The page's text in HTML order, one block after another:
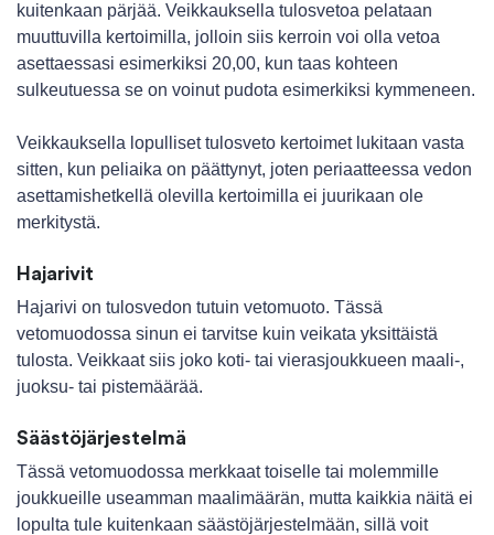
kuitenkaan pärjää. Veikkauksella tulosvetoa pelataan
muuttuvilla kertoimilla, jolloin siis kerroin voi olla vetoa
asettaessasi esimerkiksi 20,00, kun taas kohteen
sulkeutuessa se on voinut pudota esimerkiksi kymmeneen.
Veikkauksella lopulliset tulosveto kertoimet lukitaan vasta
sitten, kun peliaika on päättynyt, joten periaatteessa vedon
asettamishetkellä olevilla kertoimilla ei juurikaan ole
merkitystä.
Hajarivit
Hajarivi on tulosvedon tutuin vetomuoto. Tässä
vetomuodossa sinun ei tarvitse kuin veikata yksittäistä
tulosta. Veikkaat siis joko koti- tai vierasjoukkueen maali-,
juoksu- tai pistemäärää.
Säästöjärjestelmä
Tässä vetomuodossa merkkaat toiselle tai molemmille
joukkueille useamman maalimäärän, mutta kaikkia näitä ei
lopulta tule kuitenkaan säästöjärjestelmään, sillä voit